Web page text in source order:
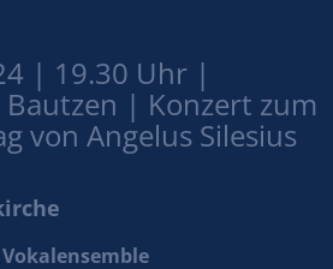
| 19.30 Uhr |
| Konzert zum
von Angelus Silesius